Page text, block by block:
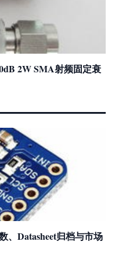
2W SMA射频固定衰
、Datasheet归档与市场